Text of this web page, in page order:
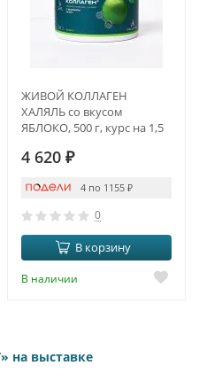
ЖИВОЙ КОЛЛАГЕН
ХАЛЯЛЬ со вкусом
ЯБЛОКО, 500 г, курс на 1,5
4 620 ₽
4 по 1155 ₽
0
В корзину
В наличии
на выставке